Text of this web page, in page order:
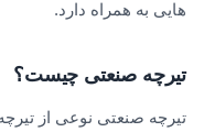
هایی به همراه دارد.
تیرچه صنعتی چیست؟
تیرچه صنعتی نوعی از